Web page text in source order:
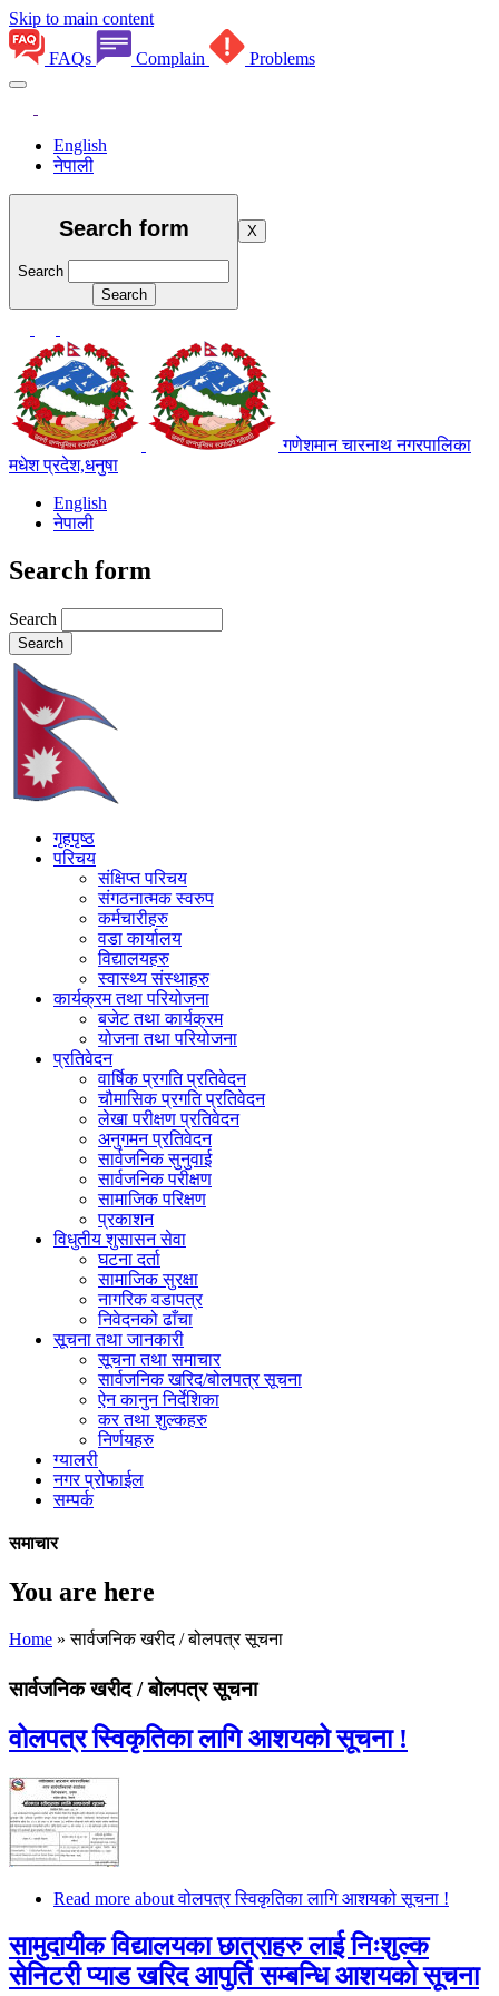
Skip to main content
FAQs Complain Problems
English
नेपाली
Search form
Search
X
गणेशमान चारनाथ नगरपालिका
मधेश प्रदेश,धनुषा
English
नेपाली
Search form
Search
गृहपृष्ठ
परिचय
संक्षिप्त परिचय
संगठनात्मक स्वरुप
कर्मचारीहरु
वडा कार्यालय
विद्यालयहरु
स्वास्थ्य संस्थाहरु
कार्यक्रम तथा परियोजना
बजेट तथा कार्यक्रम
योजना तथा परियोजना
प्रतिवेदन
वार्षिक प्रगति प्रतिवेदन
चौमासिक प्रगति प्रतिवेदन
लेखा परीक्षण प्रतिवेदन
अनुगमन प्रतिवेदन
सार्वजनिक सुनुवाई
सार्वजनिक परीक्षण
सामाजिक परिक्षण
प्रकाशन
विधुतीय शुसासन सेवा
घटना दर्ता
सामाजिक सुरक्षा
नागरिक वडापत्र
निवेदनको ढाँचा
सूचना तथा जानकारी
सूचना तथा समाचार
सार्वजनिक खरिद/बोलपत्र सूचना
ऐन कानुन निर्देशिका
कर तथा शुल्कहरु
निर्णयहरु
ग्यालरी
नगर प्रोफाईल
सम्पर्क
समाचार
You are here
Home » सार्वजनिक खरीद / बोलपत्र सूचना
सार्वजनिक खरीद / बोलपत्र सूचना
वोलपत्र स्विकृतिका लागि आशयको सूचना !
Read more about वोलपत्र स्विकृतिका लागि आशयको सूचना !
सामुदायीक विद्यालयका छात्राहरु लाई निःशुल्क
सेनिटरी प्याड खरिद आपुर्ति सम्बन्धि आशयको सूचना